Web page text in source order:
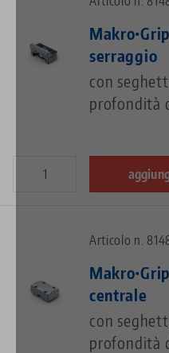
serraggio
con
profondità
Articolo n.
centrale
con
profondità